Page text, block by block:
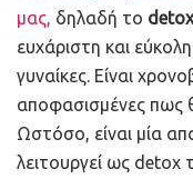
μας, δηλαδή το
ευχάριστη και
γυναίκες. Είναι
αποφασισμένες πως
Ωστόσο, είναι μία
λειτουργεί ως detox